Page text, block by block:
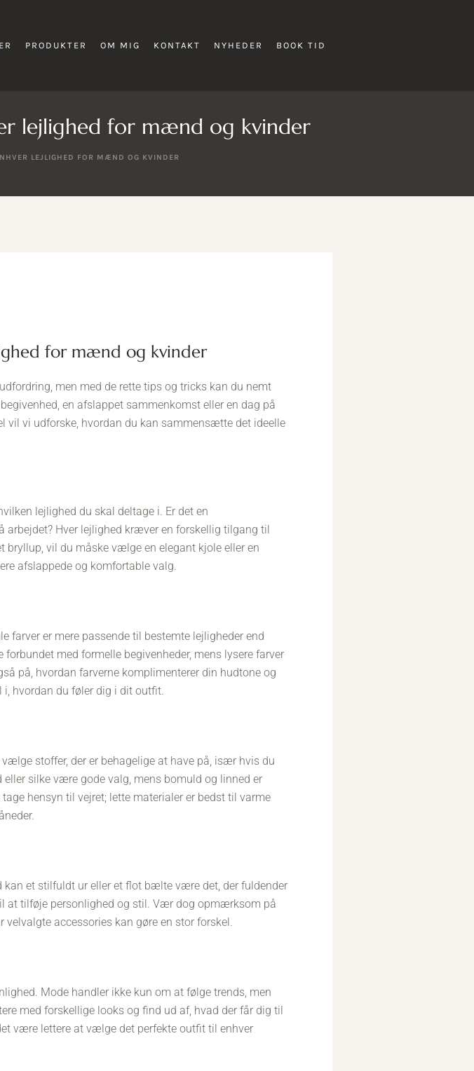
PRODUKTER OM MIG KONTAKT NYHEDER BOOK TID
lejlighed for mænd og kvinder
LEJLIGHED FOR MÆND OG KVINDER
for mænd og kvinder
men med de rette tips og tricks kan du nemt
en afslappet sammenkomst eller en dag på
vil vi udforske, hvordan du kan sammensætte det ideelle
lejlighed du skal deltage i. Er det en
arbejdet? Hver lejlighed kræver en forskellig tilgang til
vil du måske vælge en elegant kjole eller en
afslappede og komfortable valg.
farver er mere passende til bestemte lejligheder end
med formelle begivenheder, mens lysere farver
på, hvordan farverne komplimenterer din hudtone og
hvordan du føler dig i dit outfit.
stoffer, der er behagelige at have på, især hvis du
silke være gode valg, mens bomuld og linned er
hensyn til vejret; lette materialer er bedst til varme
et stilfuldt ur eller et flot bælte være det, der fuldender
at tilføje personlighed og stil. Vær dog opmærksom på
velvalgte accessories kan gøre en stor forskel.
Mode handler ikke kun om at følge trends, men
med forskellige looks og find ud af, hvad der får dig til
være lettere at vælge det perfekte outfit til enhver